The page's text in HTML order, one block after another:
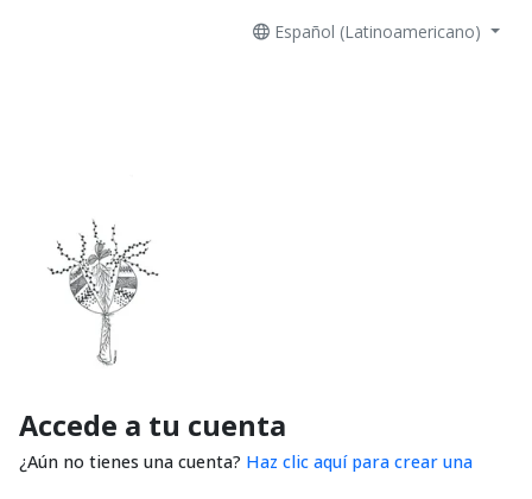
Español (Latinoamericano)
Accede a tu cuenta
¿Aún no tienes una cuenta? Haz clic aquí para crear una